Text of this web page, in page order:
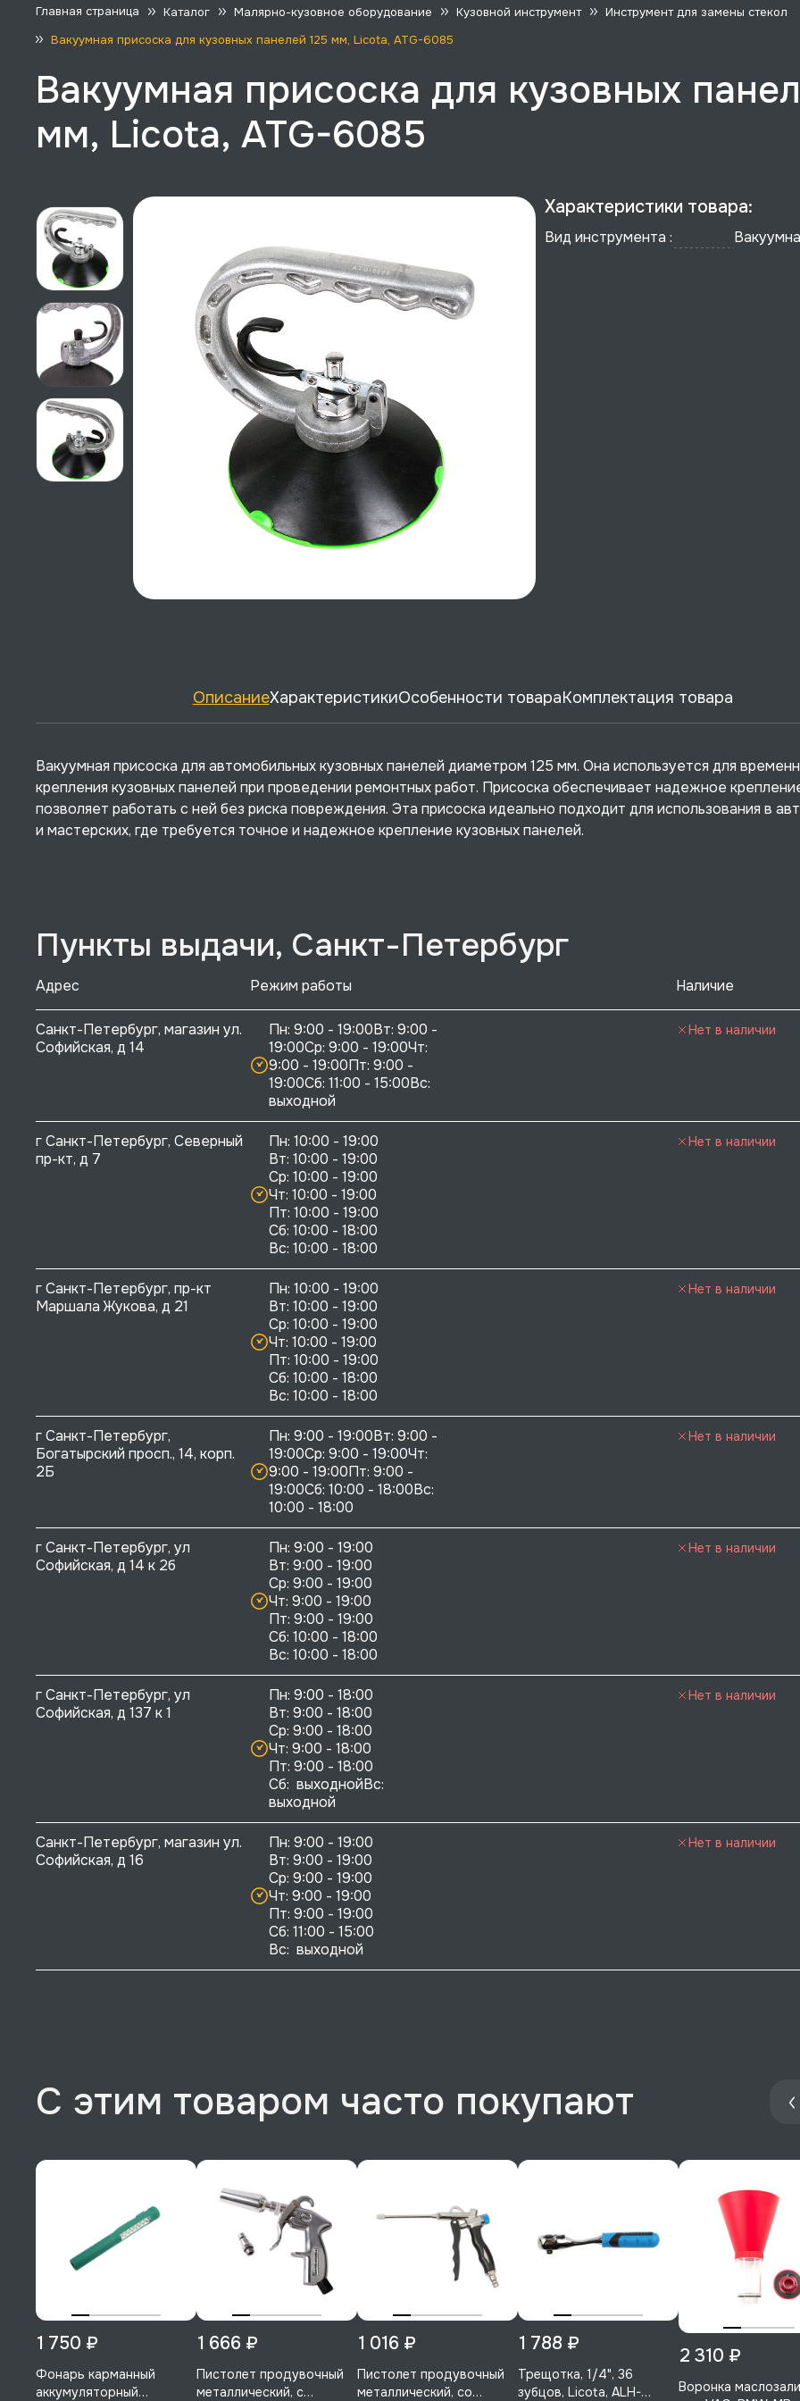
Главная страница Каталог Малярно-кузовное оборудование Кузовной инструмент
Инструмент для замены стекол
Вакуумная присоска для кузовных панелей 125 мм, Licota, ATG-6085
Вакуумная присоска для кузовных
мм, Licota, ATG-6085
Характеристики товара:
Вид инструмента :
ОписаниеХарактеристикиОсобенности товараКомплектация товара
Вакуумная присоска для автомобильных кузовных панелей диаметром 125 мм. Она используется для
крепления кузовных панелей при проведении ремонтных работ. Присоска обеспечивает надежное
позволяет работать с ней без риска повреждения. Эта присоска идеально подходит для использования в
и мастерских, где требуется точное и надежное крепление кузовных панелей.
Пункты выдачи, Санкт-Петербург
Адрес Режим работы Наличие
Санкт-Петербург, магазин ул.
Софийская, д 14
Пн: 9:00 - 19:00Вт: 9:00 -
19:00Ср: 9:00 - 19:00Чт:
9:00 - 19:00Пт: 9:00 -
19:00Сб: 11:00 - 15:00Вс:
выходной
Нет в наличии
г Санкт-Петербург, Северный
пр-кт, д 7
Пн: 10:00 - 19:00
Вт: 10:00 - 19:00
Ср: 10:00 - 19:00
Чт: 10:00 - 19:00
Пт: 10:00 - 19:00
Сб: 10:00 - 18:00
Нет в наличии
г Санкт-Петербург, пр-кт
Маршала Жукова, д 21
Пн: 10:00 - 19:00
Вт: 10:00 - 19:00
Ср: 10:00 - 19:00
Чт: 10:00 - 19:00
Пт: 10:00 - 19:00
Сб: 10:00 - 18:00
Нет в наличии
г Санкт-Петербург,
Богатырский просп., 14, корп.
2Б
Пн: 9:00 - 19:00Вт: 9:00 -
19:00Ср: 9:00 - 19:00Чт:
9:00 - 19:00Пт: 9:00 -
19:00Сб: 10:00 - 18:00Вс:
10:00 - 18:00
Нет в наличии
г Санкт-Петербург, ул
Софийская, д 14 к 2б
Пн: 9:00 - 19:00
Вт: 9:00 - 19:00
Ср: 9:00 - 19:00
Чт: 9:00 - 19:00
Пт: 9:00 - 19:00
Сб: 10:00 - 18:00
Нет в наличии
г Санкт-Петербург, ул
Софийская, д 137 к 1
Пн: 9:00 - 18:00
Вт: 9:00 - 18:00
Ср: 9:00 - 18:00
Чт: 9:00 - 18:00
Пт: 9:00 - 18:00
Сб:  выходнойВс:
выходной
Нет в наличии
Санкт-Петербург, магазин ул.
Софийская, д 16
Пн: 9:00 - 19:00
Вт: 9:00 - 19:00
Ср: 9:00 - 19:00
Чт: 9:00 - 19:00
Пт: 9:00 - 19:00
Сб: 11:00 - 15:00
Вс:  выходной
Нет в наличии
С этим товаром часто покупают
1 750 ₽
Фонарь карманный
аккумуляторный
1 666 ₽
Пистолет продувочный
металлический, с
1 016 ₽
Пистолет продувочный
металлический, со
1 788 ₽
Трещотка, 1/4", 36
зубцов, Licota, ALH-
2 310 ₽
Воронка